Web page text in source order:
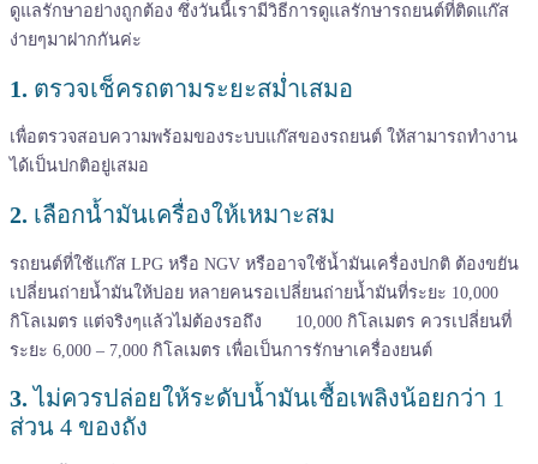
ดูแลรักษาอย่างถูกต้อง ซึ่งวันนี้เรามีวิธีการดูแลรักษารถยนต์ที่ติดแก๊ส
ง่ายๆมาฝากกันค่ะ
1. ตรวจเช็ครถตามระยะสม่ำเสมอ
เพื่อตรวจสอบความพร้อมของระบบแก๊สของรถยนต์ ให้สามารถทำงาน
ได้เป็นปกติอยู่เสมอ
2. เลือกน้ำมันเครื่องให้เหมาะสม
รถยนต์ที่ใช้แก๊ส LPG หรือ NGV หรืออาจใช้น้ำมันเครื่องปกติ ต้องขยัน
เปลี่ยนถ่ายน้ำมันให้บ่อย หลายคนรอเปลี่ยนถ่ายน้ำมันที่ระยะ 10,000
กิโลเมตร แต่จริงๆแล้วไม่ต้องรอถึง 10,000 กิโลเมตร ควรเปลี่ยนที่
ระยะ 6,000 – 7,000 กิโลเมตร เพื่อเป็นการรักษาเครื่องยนต์
3. ไม่ควรปล่อยให้ระดับน้ำมันเชื้อเพลิงน้อยกว่า 1
ส่วน 4 ของถัง